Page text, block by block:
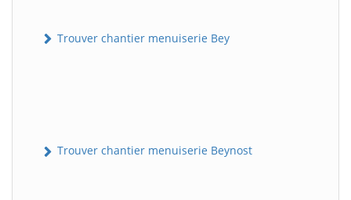
Trouver chantier menuiserie Bey
Trouver chantier menuiserie Beynost